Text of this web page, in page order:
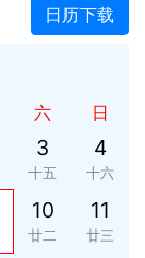
日历下载
六 日
3
十五
4
十六
10
廿二
11
廿三